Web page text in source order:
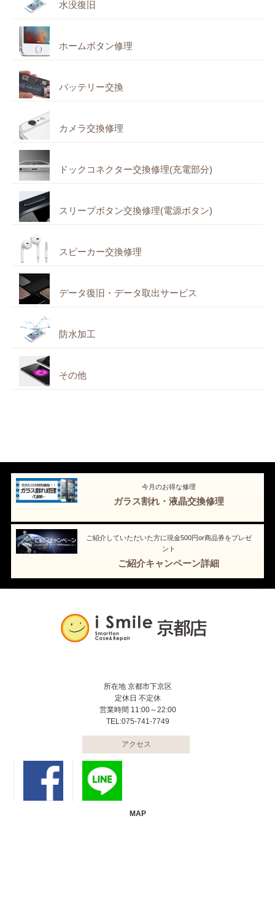
水没復旧
ホームボタン修理
バッテリー交換
カメラ交換修理
ドックコネクター交換修理(充電部分)
スリープボタン交換修理(電源ボタン)
スピーカー交換修理
データ復旧・データ取出サービス
防水加工
その他
今月のお得な修理
ガラス割れ・液晶交換修理
ご紹介していただいた方に現金500円or商品券をプレゼ
ント
ご紹介キャンペーン詳細
所在地 京都市下京区
定休日 不定休
営業時間 11:00～22:00
TEL:075-741-7749
アクセス
MAP